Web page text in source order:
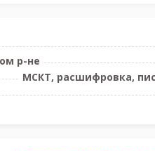
р-не
МСКТ, расшифровка,